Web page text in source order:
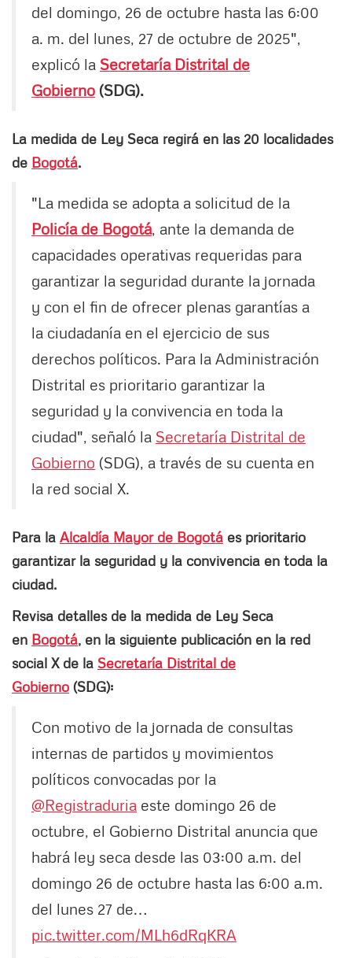
del domingo, 26 de octubre hasta las 6:00
a. m. del lunes, 27 de octubre de 2025",
explicó la Secretaría Distrital de
Gobierno (SDG).
La medida de Ley Seca regirá en las 20 localidades
de Bogotá.
"La medida se adopta a solicitud de la
Policía de Bogotá, ante la demanda de
capacidades operativas requeridas para
garantizar la seguridad durante la jornada
y con el fin de ofrecer plenas garantías a
la ciudadanía en el ejercicio de sus
derechos políticos. Para la Administración
Distrital es prioritario garantizar la
seguridad y la convivencia en toda la
ciudad", señaló la Secretaría Distrital de
Gobierno (SDG), a través de su cuenta en
la red social X.
Para la Alcaldía Mayor de Bogotá es prioritario
garantizar la seguridad y la convivencia en toda la
ciudad.
Revisa detalles de la medida de Ley Seca
en Bogotá, en la siguiente publicación en la red
social X de la Secretaría Distrital de
Gobierno (SDG):
Con motivo de la jornada de consultas
internas de partidos y movimientos
políticos convocadas por la
@Registraduria este domingo 26 de
octubre, el Gobierno Distrital anuncia que
habrá ley seca desde las 03:00 a.m. del
domingo 26 de octubre hasta las 6:00 a.m.
del lunes 27 de…
pic.twitter.com/MLh6dRqKRA